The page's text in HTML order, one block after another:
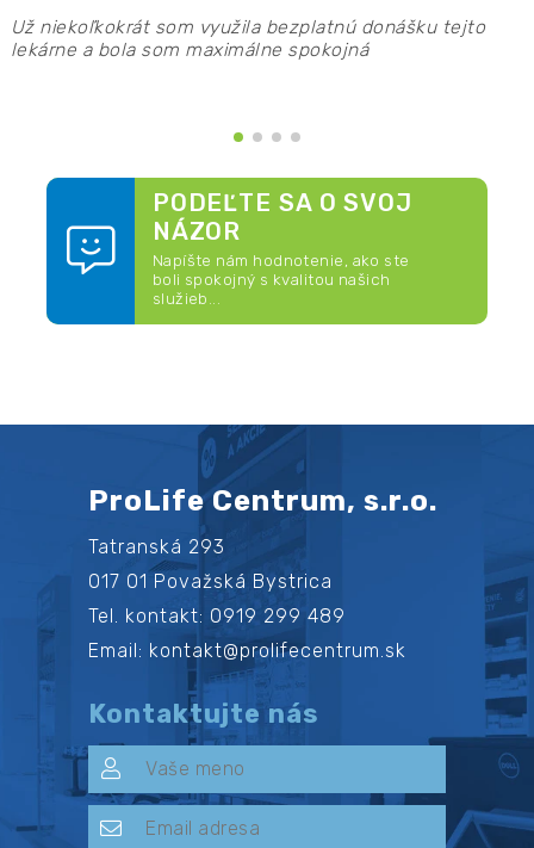
Už niekoľkokrát som využila bezplatnú donášku tejto
lekárne a bola som maximálne spokojná
PODEĽTE SA O SVOJ
NÁZOR
Napíšte nám hodnotenie, ako ste
boli spokojný s kvalitou našich
služieb...
ProLife Centrum, s.r.o.
Tatranská 293
017 01 Považská Bystrica
Tel. kontakt: 0919 299 489
Email: kontakt@prolifecentrum.sk
Kontaktujte nás